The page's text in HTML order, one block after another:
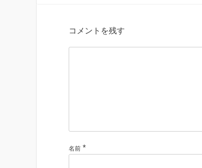
コメントを残す
名前 *